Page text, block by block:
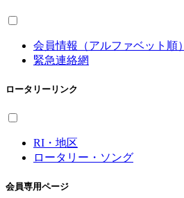
会員情報（アルファベット順）
緊急連絡網
ロータリーリンク
RI・地区
ロータリー・ソング
会員専用ページ